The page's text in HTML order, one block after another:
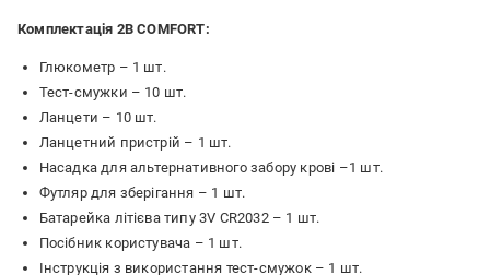
Комплектація 2B COMFORT:
Глюкометр – 1 шт.
Тест-смужки – 10 шт.
Ланцети – 10 шт.
Ланцетний пристрій – 1 шт.
Насадка для альтернативного забору крові –1 шт.
Футляр для зберігання – 1 шт.
Батарейка літієва типу 3V CR2032 – 1 шт.
Посібник користувача – 1 шт.
Інструкція з використання тест-смужок – 1 шт.